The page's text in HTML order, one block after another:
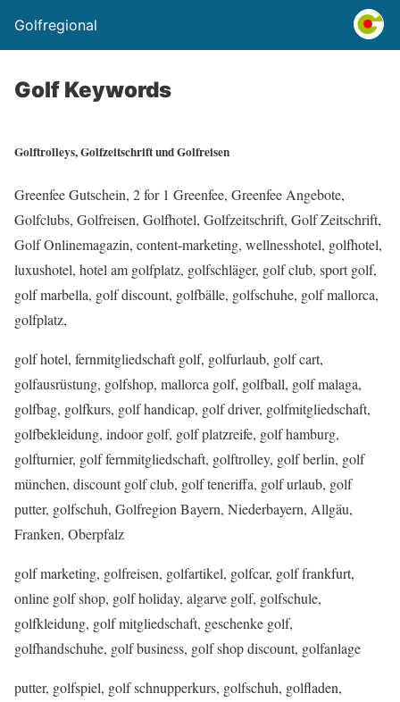
Golfregional
Golf Keywords
Golftrolleys, Golfzeitschrift und Golfreisen
Greenfee Gutschein, 2 for 1 Greenfee, Greenfee Angebote,
Golfclubs, Golfreisen, Golfhotel, Golfzeitschrift, Golf Zeitschrift,
Golf Onlinemagazin, content-marketing, wellnesshotel, golfhotel,
luxushotel, hotel am golfplatz, golfschläger, golf club, sport golf,
golf marbella, golf discount, golfbälle, golfschuhe, golf mallorca,
golfplatz,
golf hotel, fernmitgliedschaft golf, golfurlaub, golf cart,
golfausrüstung, golfshop, mallorca golf, golfball, golf malaga,
golfbag, golfkurs, golf handicap, golf driver, golfmitgliedschaft,
golfbekleidung, indoor golf, golf platzreife, golf hamburg,
golfturnier, golf fernmitgliedschaft, golftrolley, golf berlin, golf
münchen, discount golf club, golf teneriffa, golf urlaub, golf
putter, golfschuh, Golfregion Bayern, Niederbayern, Allgäu,
Franken, Oberpfalz
golf marketing, golfreisen, golfartikel, golfcar, golf frankfurt,
online golf shop, golf holiday, algarve golf, golfschule,
golfkleidung, golf mitgliedschaft, geschenke golf,
golfhandschuhe, golf business, golf shop discount, golfanlage
putter, golfspiel, golf schnupperkurs, golfschuh, golfladen,